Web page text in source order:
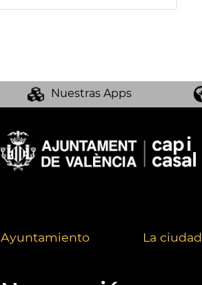
Nuestras Apps
Ayuntamiento La ciudad